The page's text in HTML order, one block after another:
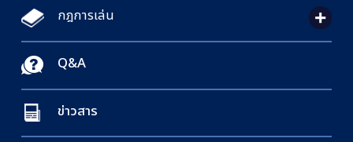
กฎการเล่น
Q&A
ข่าวสาร